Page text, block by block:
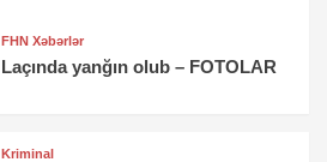
FHN Xəbərlər
Laçında yanğın olub – FOTOLAR
Kriminal